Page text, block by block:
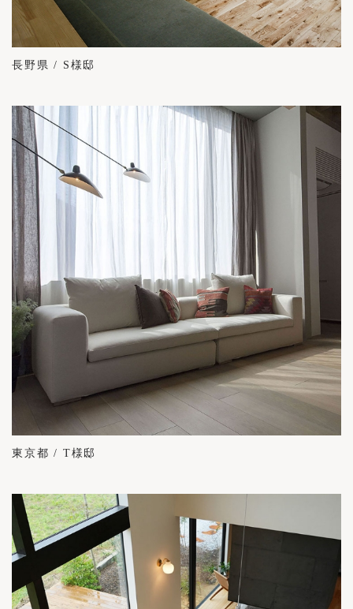
長野県 / S様邸
東京都 / T様邸